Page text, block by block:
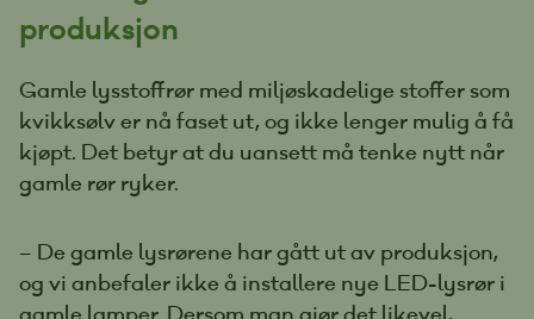
produksjon
Gamle lysstoffrør med miljøskadelige stoffer som
kvikksølv er nå faset ut, og ikke lenger mulig å få
kjøpt. Det betyr at du uansett må tenke nytt når
gamle rør ryker.
– De gamle lysrørene har gått ut av produksjon,
og vi anbefaler ikke å installere nye LED-lysrør i